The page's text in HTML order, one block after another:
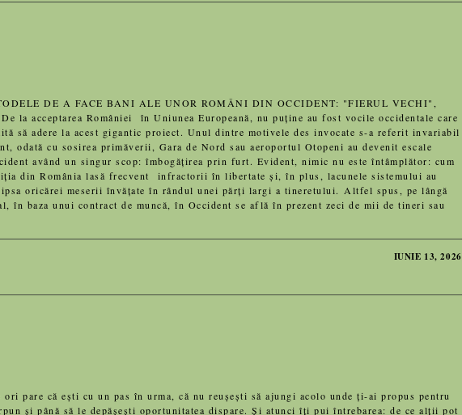
DE A FACE BANI ALE UNOR ROMÂNI DIN OCCIDENT: "FIERUL VECHI",
la acceptarea României în Uniunea Europeană, nu puține au fost vocile occidentale care
să adere la acest gigantic proiect. Unul dintre motivele des invocate s-a referit invariabil
odată cu sosirea primăverii, Gara de Nord sau aeroportul Otopeni au devenit escale
având un singur scop: îmbogățirea prin furt. Evident, nimic nu este întâmplător: cum
din România lasă frecvent infractorii în libertate și, în plus, lacunele sistemului au
oricărei meserii învățate în rândul unei părți largi a tineretului. Altfel spus, pe lângă
în baza unui contract de muncă, în Occident se află în prezent zeci de mii de tineri sau
IUNIE 13, 2026
pare că ești cu un pas în urma, că nu reușești să ajungi acolo unde ți-ai propus pentru
și până să le depășești oportunitatea dispare. Și atunci îți pui întrebarea: de ce alții pot